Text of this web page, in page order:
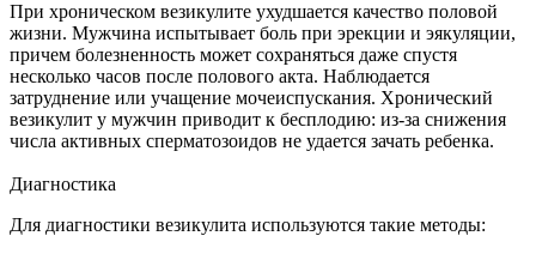
При хроническом везикулите ухудшается качество половой
жизни. Мужчина испытывает боль при эрекции и эякуляции,
причем болезненность может сохраняться даже спустя
несколько часов после полового акта. Наблюдается
затруднение или учащение мочеиспускания. Хронический
везикулит у мужчин приводит к бесплодию: из-за снижения
числа активных сперматозоидов не удается зачать ребенка.
Диагностика
Для диагностики везикулита используются такие методы: